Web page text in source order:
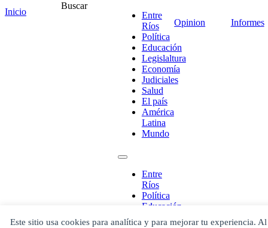
Este sitio usa cookies para analítica y para mejorar tu experiencia. Al
Inicio
Buscar
Entre
Ríos
Política
Educación
Legislaltura
Economía
Judiciales
Salud
El país
América
Latina
Mundo
Entre
Ríos
Política
Educación
Legislaltura
Opinion Informes
¡Ponete en contacto!
Buscar